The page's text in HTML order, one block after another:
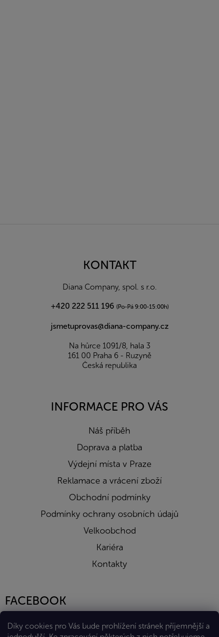
Díky cookies pro Vás bude prohlížení stránek příjemnější a
KONTAKT
Diana Company, spol. s r.o.
+420 222 511 196 (Po-Pá 9:00-15:00h)
jsmetuprovas@diana-company.cz
Na hůrce 1091/8, hala 3
161 00 Praha 6 - Ruzyně
Česká republika
INFORMACE PRO VÁS
Náš příběh
Doprava a platba
Výdejní místa v Praze
Reklamace a vrácení zboží
Obchodní podmínky
Podmínky ochrany osobních údajů
Velkoobchod
Kariéra
Kontakty
FACEBOOK